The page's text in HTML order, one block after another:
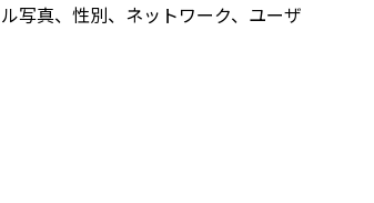
写真、性別、ネットワーク、ユーザ